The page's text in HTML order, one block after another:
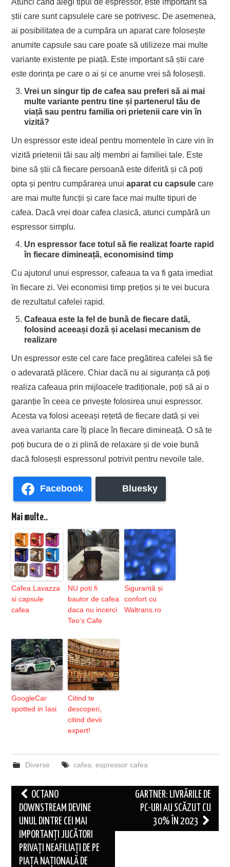
știi care sunt capsulele care se potrivesc. De asemenea,
ai posibilitatea de a cumpӑra un aparat care folosește
anumite capsule sau care poate sӑ utilizeze mai multe
variante existente pe piațӑ. Este important sӑ știi care
este dorința pe care o ai și ce anume vrei sӑ folosești.
Vrei un singur tip de cafea sau preferi să ai mai
multe variante pentru tine și partenerul tău de
viață sau pentru familia ori prietenii care vin în
vizită?
Un espressor este ideal pentru momentele ȋn care vin ȋn
vizitӑ prietenii tӑi sau alți membri ai familiei tale. Este
bine sӑ știi cӑ fiecare persoanӑ este diferitӑ și cӑ poți
opta și pentru cumpӑrarea unuiaparat cu capsule care
are mai multe funcții și care face mai multe tipuri de
cafea. Dacӑ vrei doar cafea clasicӑ, atunci cumpӑrӑ un
espressor simplu.
Un espressor face totul să fie realizat foarte rapid
în fiecare dimineață, economisind timp
Cu ajutorul unui espressor, cafeaua ta va fi gata imediat
ȋn fiecare zi. Vei economisi timp prețios și te vei bucura
de rezultatul cafelei rapid.
Cafeaua este la fel de bună de fiecare dată,
folosind aceeași doză și acelasi mecanism de
realizare
Un espressor este cel care face pregătirea cafelei să fie
o adevarată plăcere. Chiar dacă nu ai siguranța că poți
realiza cafeaua prin mijloacele tradiționale, poți să ai o
garanție în ceea ce privește folosirea unui espressor.
Acesta va folosi aceeași rețetă de fiecare dată și vei
avea varianta care îți place în fiecare dimineață. O să te
poți bucura de o zi plină de relaxare și de voie bună
dacă folosești espressorul potrivit pentru nevoile tale.
Facebook Bluesky
Mai multe..
Cafea Lavazza
si capsule
cafea
NU poti fi
bautor de cafea
daca nu incerci
Teo’s Cafe
Siguranță și
confort cu
Waltrans.ro
GoogleCar
spotted in Iasi
Citind te
descoperi,
citind devii
expert!
Diverse cafea espressor cafea
Post
navigation
OCTANO
DOWNSTREAM DEVINE
UNUL DINTRE CEI MAI
IMPORTANȚI JUCĂTORI
PRIVAȚI NEAFILIAȚI DE PE
PIAȚA NAȚIONALĂ DE
GARTNER: LIVRĂRILE DE
PC-URI AU SCĂZUT CU
30% ÎN 2023